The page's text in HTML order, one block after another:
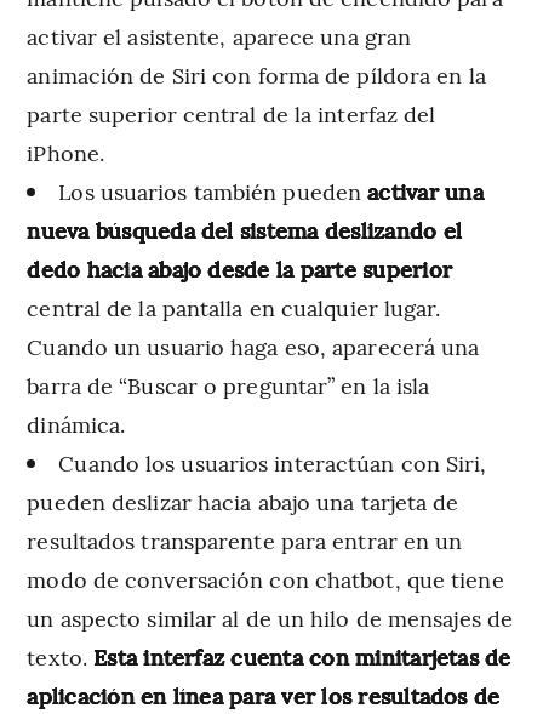
activar el asistente, aparece una gran
animación de Siri con forma de píldora en la
parte superior central de la interfaz del
iPhone.
Los usuarios también puedenactivar una
nueva búsqueda del sistema deslizando el
dedo hacia abajo desde la parte superior
central de la pantalla en cualquier lugar.
Cuando un usuario haga eso, aparecerá una
barra de “Buscar o preguntar” en la isla
dinámica.
Cuando los usuarios interactúan con Siri,
pueden deslizar hacia abajo una tarjeta de
resultados transparente para entrar en un
modo de conversación con chatbot, que tiene
un aspecto similar al de un hilo de mensajes de
texto. Esta interfaz cuenta con minitarjetas de
aplicación en línea para ver los resultados de